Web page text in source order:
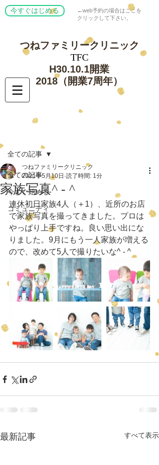
今すぐはじめる
←web予約の場合はここを
クリックして下さい。
つねファミリークリニック
​TFC
​H30.10.1開業
​2018（開業7周年）
全ての記事
今すぐ始める
コミュニティ
全ての記事
家族写真^ - ^
つねファミリークリニック
2021年5月10日 読了時間: 1分
連休初日家族4人（＋1）、近所のお店
で家族写真を撮ってきました。プロは
やっぱり上手ですね。良い思い出にな
りました。9月にもう一人家族が増える
ので、改めて5人で撮りたいな^ - ^
最新記事 すべて表示